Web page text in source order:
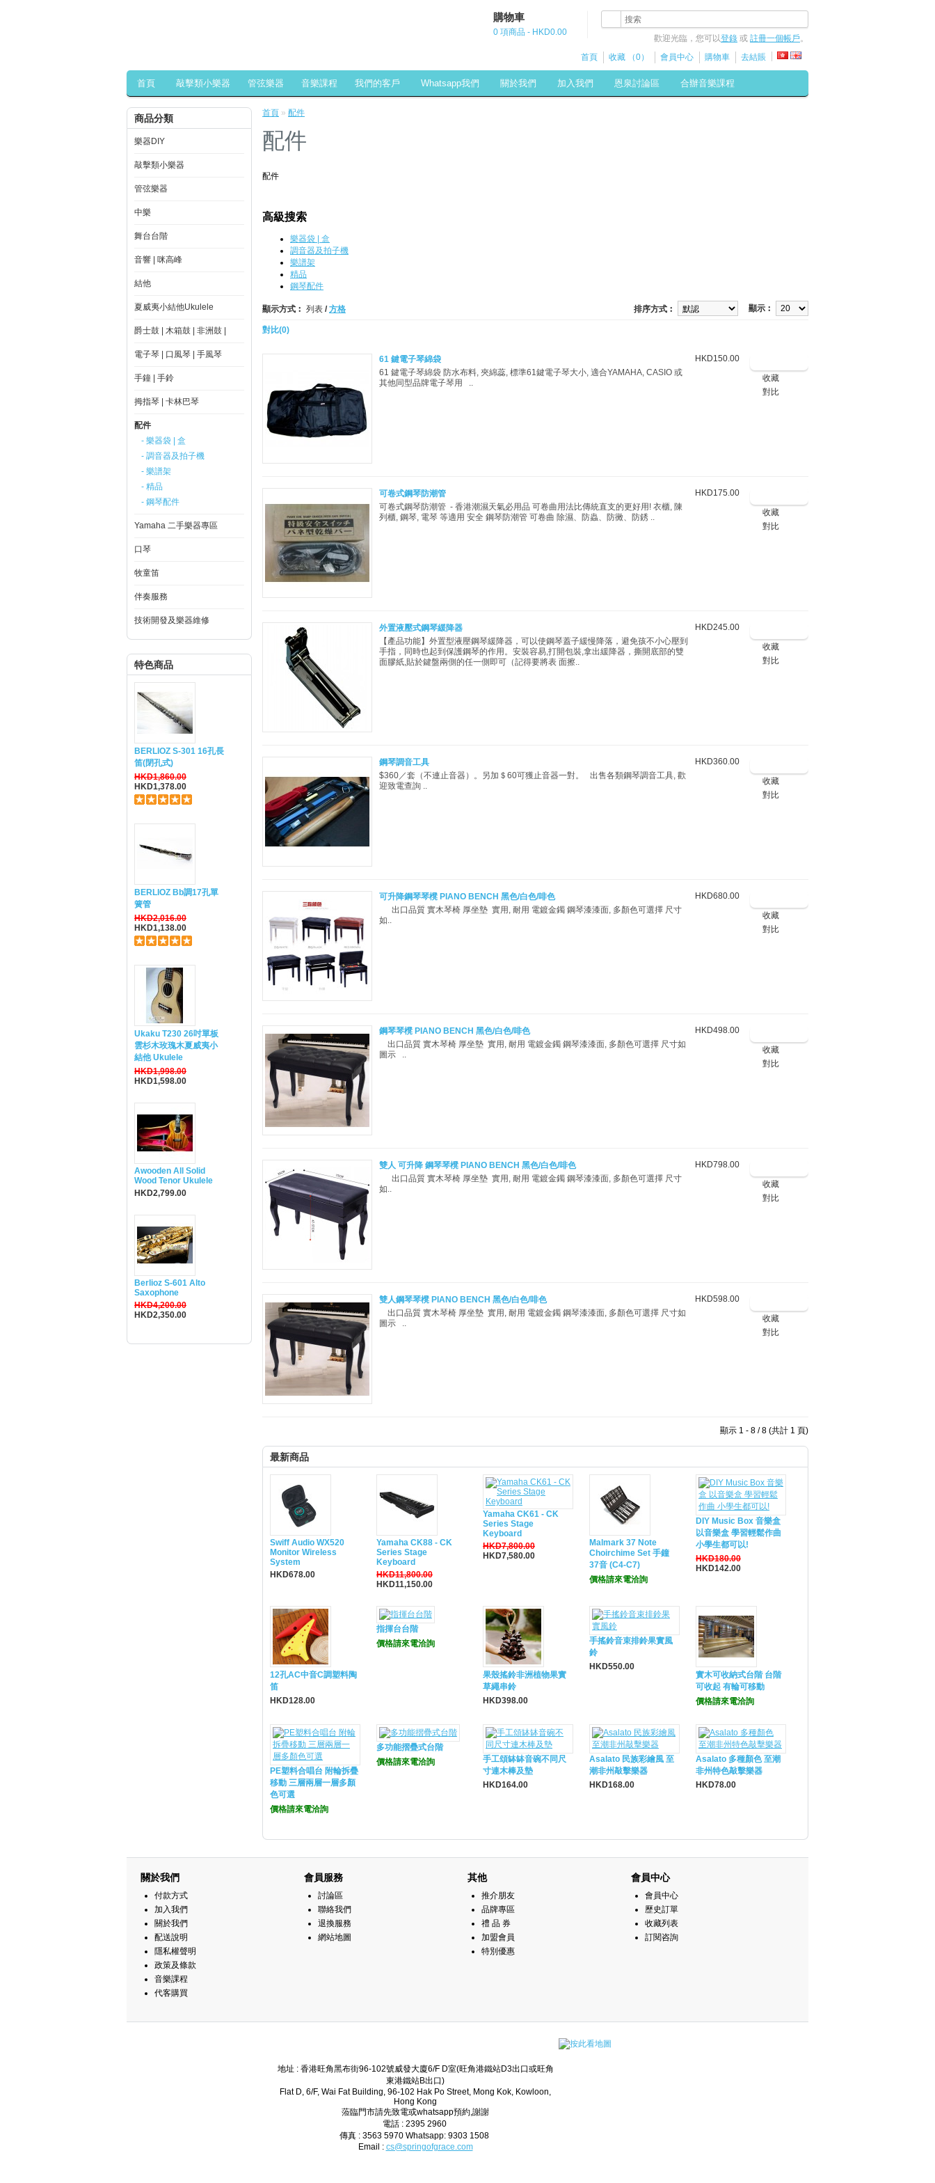
購物車
0 項商品 - HKD0.00
歡迎光臨，您可以登錄 或 註冊一個帳戶。
首頁
收藏 （0） 會員中心 購物車 去結賬
首頁 敲擊類小樂器 管弦樂器 音樂課程 我們的客戶 Whatsapp我們 關於我們 加入我們 恩泉討論區 合辦音樂課程
商品分類
樂器DIY
敲擊類小樂器
管弦樂器
中樂
舞台台階
音響 | 咪高峰
結他
夏威夷小結他Ukulele
爵士鼓 | 木箱鼓 | 非洲鼓 |
電子琴 | 口風琴 | 手風琴
手鐘 | 手鈴
拇指琴 | 卡林巴琴
配件
- 樂器袋 | 盒
- 調音器及拍子機
- 樂譜架
- 精品
- 鋼琴配件
Yamaha 二手樂器專區
口琴
牧童笛
伴奏服務
技術開發及樂器維修
特色商品
BERLIOZ S-301 16孔長
笛(閉孔式)
HKD1,860.00
HKD1,378.00
BERLIOZ Bb調17孔單
簧管
HKD2,016.00
HKD1,138.00
Ukaku T230 26吋單板
雲杉木玫瑰木夏威夷小
結他 Ukulele
HKD1,998.00
HKD1,598.00
Awooden All Solid
Wood Tenor Ukulele
HKD2,799.00
Berlioz S-601 Alto
Saxophone
HKD4,200.00
HKD2,350.00
首頁 » 配件
配件
配件
高級搜索
樂器袋 | 盒
調音器及拍子機
樂譜架
精品
鋼琴配件
顯示方式︰ 列表 / 方格 顯示︰
排序方式︰
對比(0)
收藏
對比
HKD150.00
61 鍵電子琴綿袋
61 鍵電子琴綿袋 防水布料, 夾綿蕊, 標準61鍵電子琴大小, 適合YAMAHA, CASIO 或
其他同型品牌電子琴用 ..
收藏
對比
HKD175.00
可卷式鋼琴防潮管
可卷式鋼琴防潮管 - 香港潮濕天氣必用品 可卷曲用法比傳統直支的更好用! 衣櫃, 陳
列櫃, 鋼琴, 電琴 等適用 安全 鋼琴防潮管 可卷曲 除濕、防蟲、防黴、防銹 ..
收藏
對比
HKD245.00
外置液壓式鋼琴緩降器
【產品功能】外置型液壓鋼琴緩降器，可以使鋼琴蓋子緩慢降落，避免孩不小心壓到
手指，同時也起到保護鋼琴的作用。安裝容易,打開包裝,拿出緩降器，撕開底部的雙
面膠紙,貼於鍵盤兩側的任一側即可（記得要將表 面擦..
收藏
對比
HKD360.00
鋼琴調音工具
$360／套（不連止音器）。另加＄60可獲止音器一對。 出售各類鋼琴調音工具, 歡
迎致電查詢 ..
收藏
對比
HKD680.00
可升降鋼琴琴櫈 PIANO BENCH 黑色/白色/啡色
出口品質 實木琴椅 厚坐墊 實用, 耐用 電鍍金鐲 鋼琴漆漆面, 多顏色可選擇 尺寸
如..
收藏
對比
HKD498.00
鋼琴琴櫈 PIANO BENCH 黑色/白色/啡色
出口品質 實木琴椅 厚坐墊 實用, 耐用 電鍍金鐲 鋼琴漆漆面, 多顏色可選擇 尺寸如
圖示 ..
收藏
對比
HKD798.00
雙人 可升降 鋼琴琴櫈 PIANO BENCH 黑色/白色/啡色
出口品質 實木琴椅 厚坐墊 實用, 耐用 電鍍金鐲 鋼琴漆漆面, 多顏色可選擇 尺寸
如..
收藏
對比
HKD598.00
雙人鋼琴琴櫈 PIANO BENCH 黑色/白色/啡色
出口品質 實木琴椅 厚坐墊 實用, 耐用 電鍍金鐲 鋼琴漆漆面, 多顏色可選擇 尺寸如
圖示 ..
顯示 1 - 8 / 8 (共計 1 頁)
最新商品
Swiff Audio WX520
Monitor Wireless
System
HKD678.00
Yamaha CK88 - CK
Series Stage
Keyboard
HKD11,800.00
HKD11,150.00
Yamaha CK61 - CK
Series Stage
Keyboard
HKD7,800.00
HKD7,580.00
Malmark 37 Note
Choirchime Set 手鐘
37音 (C4-C7)
價格請來電洽詢
DIY Music Box 音樂盒
以音樂盒 學習輕鬆作曲
小學生都可以!
HKD180.00
HKD142.00
12孔AC中音C調塑料陶
笛
HKD128.00
指揮台台階
價格請來電洽詢
果殼搖鈴非洲植物果實
草繩串鈴
HKD398.00
手搖鈴音束排鈴果實風
鈴
HKD550.00
實木可收納式台階 台階
可收起 有輪可移動
價格請來電洽詢
PE塑料合唱台 附輪拆疊
移動 三層兩層一層多顏
色可選
價格請來電洽詢
多功能摺疊式台階
價格請來電洽詢
手工頌缽缽音碗不同尺
寸連木棒及墊
HKD164.00
Asalato 民族彩繪風 至
潮非州敲擊樂器
HKD168.00
Asalato 多種顏色 至潮
非州特色敲擊樂器
HKD78.00
關於我們
付款方式
加入我們
關於我們
配送說明
隱私權聲明
政策及條款
音樂課程
代客購買
會員服務
討論區
聯絡我們
退換服務
網站地圖
其他
推介朋友
品牌專區
禮 品 券
加盟會員
特別優惠
會員中心
會員中心
歷史訂單
收藏列表
訂閱咨詢
地址 : 香港旺角黑布街96-102號威發大廈6/F D室(旺角港鐵站D3出口或旺角
東港鐵站B出口)
Flat D, 6/F, Wai Fat Building, 96-102 Hak Po Street, Mong Kok, Kowloon,
Hong Kong
蒞臨門市請先致電或whatsapp預約,謝謝
電話 : 2395 2960
傳真 : 3563 5970 Whatsapp: 9303 1508
Email : cs@springofgrace.com